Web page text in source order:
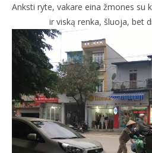
Anksti ryte, vakare eina žmones su
ir viską renka, šluoja, bet